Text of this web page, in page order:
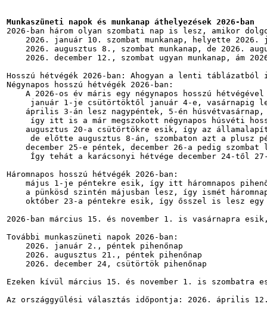
Munkaszüneti napok és munkanap áthelyezések 2026-ban
2026-ban három olyan szombati nap is lesz, amikor
2026. január 10. szombat munkanap, helyette 2026.
2026. augusztus 8., szombat munkanap, de 2026.
2026. december 12., szombat ugyan munkanap, ám
Hosszú hétvégék 2026-ban: Ahogyan a lenti
Négynapos hosszú hétvégék 2026-ban:
A 2026-os év máris egy négynapos hosszú hétvégével
január 1-je csütörtöktől január 4-e, vasárnapig
április 3-án lesz nagypéntek, 5-én
így itt is a már megszokott négynapos húsvéti
augusztus 20-a csütörtökre esik, így az
de előtte augusztus 8-án, szombaton azt a plusz
december 25-e péntek, december 26-a pedig szombat
Így tehát a karácsonyi hétvége december 24-től
Háromnapos hosszú hétvégék 2026-ban:
május 1-je péntekre esik, így itt háromnapos
a pünkösd szintén májusban lesz, így ismét
október 23-a péntekre esik, így ősszel is lesz
2026-ban március 15. és november 1. is vasárnapra
További munkaszüneti napok 2026-ban:
    2026. január 2., péntek pihenőnap
    2026. augusztus 21., péntek pihenőnap
    2026. december 24, csütörtök pihenőnap
Ezeken kívül március 15. és november 1. is szombatra
Az országgyűlési választás időpontja: 2026. április